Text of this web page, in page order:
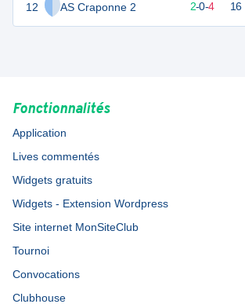
12 AS Craponne 2 2-0-4 16
Fonctionnalités
Application
Lives commentés
Widgets gratuits
Widgets - Extension Wordpress
Site internet MonSiteClub
Tournoi
Convocations
Clubhouse